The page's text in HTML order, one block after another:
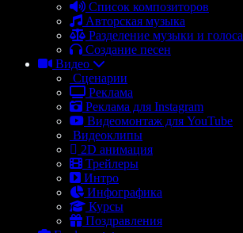
Список композиторов
Авторская музыка
Разделение музыки и голоса
Создание песен
Видео
Сценарии
Реклама
Реклама для Instagram
Видеомонтаж для YouTube
Видеоклипы
2D анимация
Трейлеры
Интро
Инфографика
Курсы
Поздравления